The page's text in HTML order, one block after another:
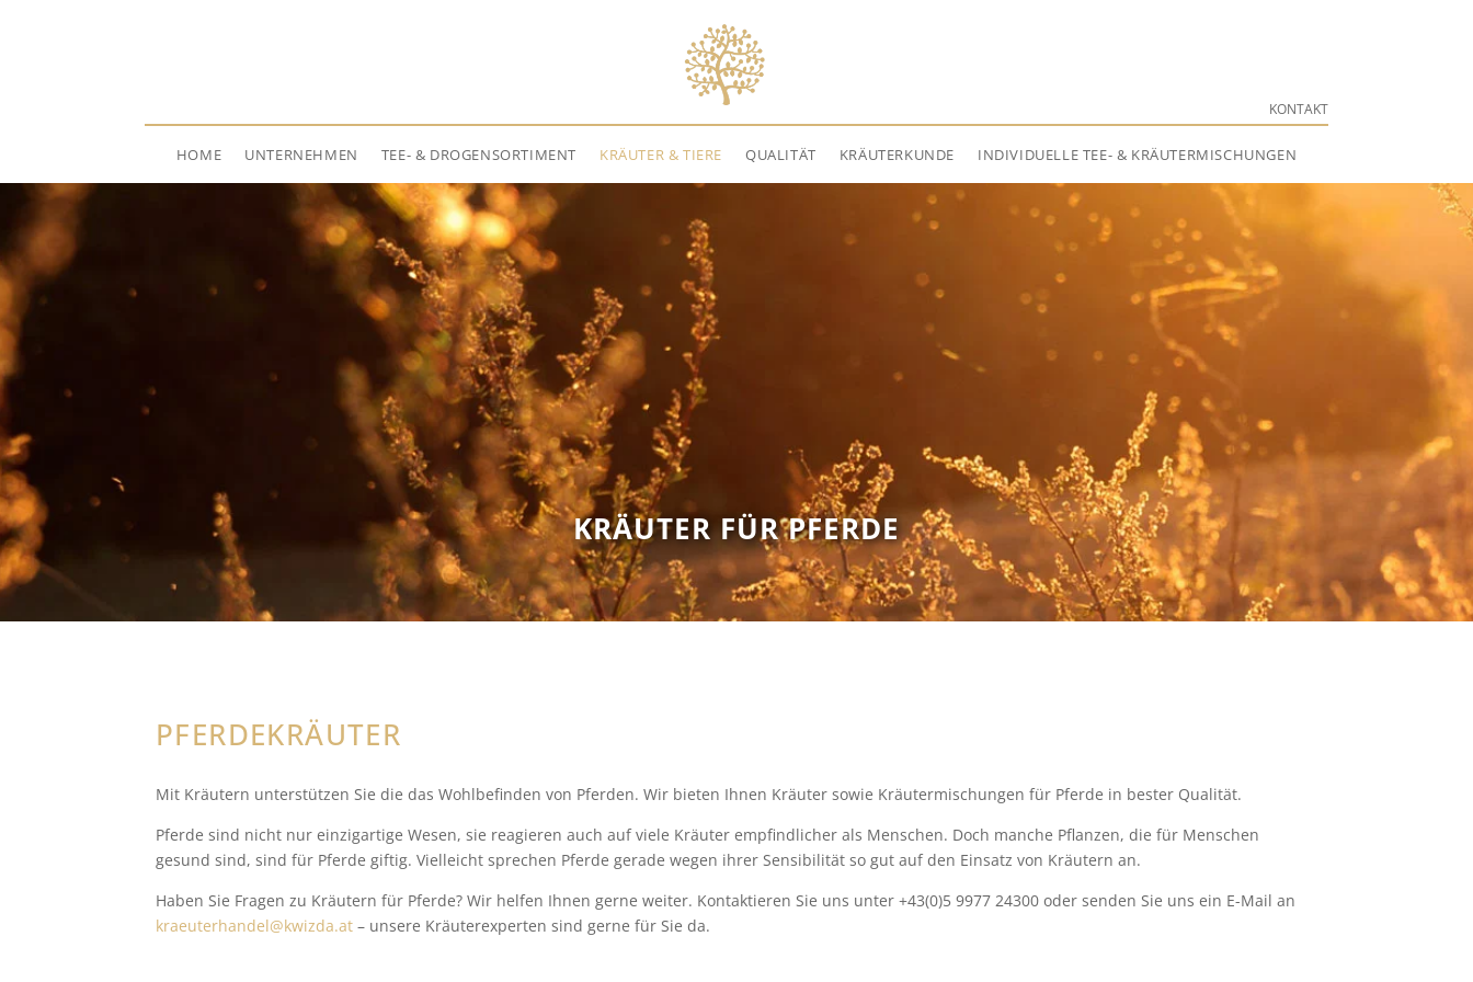
KONTAKT
HOME UNTERNEHMEN TEE- & DROGENSORTIMENT KRÄUTER & TIERE QUALITÄT KRÄUTERKUNDE INDIVIDUELLE TEE- & KRÄUTERMISCHUNGEN
KRÄUTER FÜR PFERDE
PFERDEKRÄUTER
Mit Kräutern unterstützen Sie die das Wohlbefinden von Pferden. Wir bieten Ihnen Kräuter sowie Kräutermischungen für Pferde in bester Qualität.
Pferde sind nicht nur einzigartige Wesen, sie reagieren auch auf viele Kräuter empfindlicher als Menschen. Doch manche Pflanzen, die für Menschen
gesund sind, sind für Pferde giftig. Vielleicht sprechen Pferde gerade wegen ihrer Sensibilität so gut auf den Einsatz von Kräutern an.
Haben Sie Fragen zu Kräutern für Pferde? Wir helfen Ihnen gerne weiter. Kontaktieren Sie uns unter +43(0)5 9977 24300 oder senden Sie uns ein E-Mail an
kraeuterhandel@kwizda.at – unsere Kräuterexperten sind gerne für Sie da.